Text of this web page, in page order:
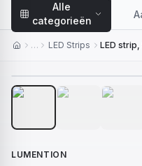
Alle
categorieën
… LED Strips
LUMENTION